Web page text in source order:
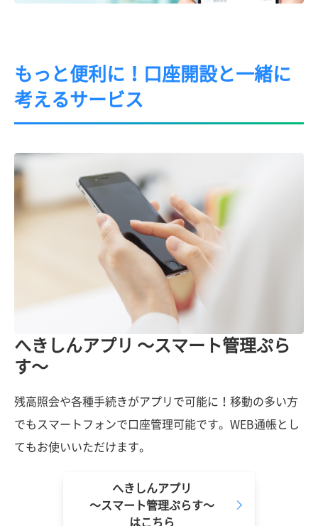
もっと便利に！口座開設と一緒に
考えるサービス
へきしんアプリ ～スマート管理ぷら
す～
残高照会や各種手続きがアプリで可能に！移動の多い方
でもスマートフォンで口座管理可能です。WEB通帳とし
てもお使いいただけます。
へきしんアプリ
～スマート管理ぷらす～
はこちら